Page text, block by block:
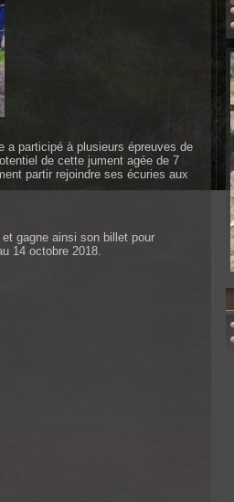
a participé à plusieurs épreuves de
de cette jument agée de 7
partir rejoindre ses écuries aux
gagne ainsi son billet pour
14 octobre 2018.